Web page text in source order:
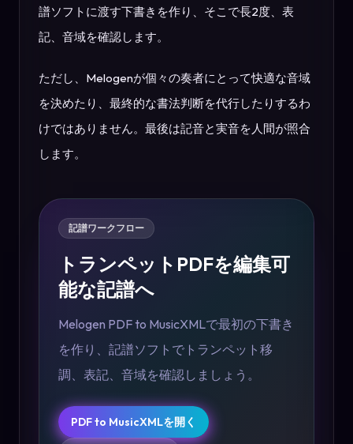
譜ソフトに渡す下書きを作り、そこで長2度、表
記、音域を確認します。
ただし、Melogenが個々の奏者にとって快適な音域
を決めたり、最終的な書法判断を代行したりするわ
けではありません。最後は記音と実音を人間が照合
します。
記譜ワークフロー
トランペットPDFを編集可
能な記譜へ
Melogen PDF to MusicXMLで最初の下書き
を作り、記譜ソフトでトランペット移
調、表記、音域を確認しましょう。
PDF to MusicXMLを開く